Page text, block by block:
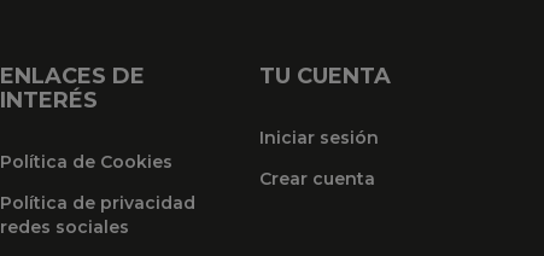
ENLACES DE
INTERÉS
Política de Cookies
Política de privacidad
redes sociales
TU CUENTA
Iniciar sesión
Crear cuenta